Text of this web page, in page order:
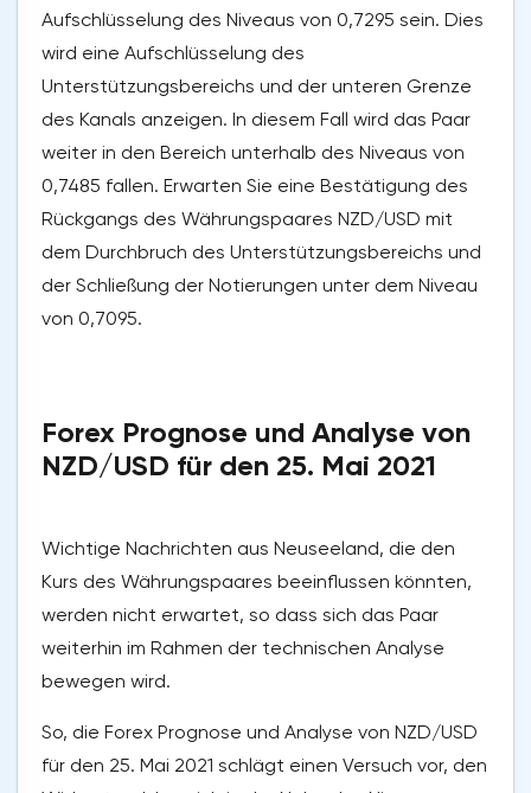
Aufschlüsselung des Niveaus von 0,7295 sein. Dies
wird eine Aufschlüsselung des
Unterstützungsbereichs und der unteren Grenze
des Kanals anzeigen. In diesem Fall wird das Paar
weiter in den Bereich unterhalb des Niveaus von
0,7485 fallen. Erwarten Sie eine Bestätigung des
Rückgangs des Währungspaares NZD/USD mit
dem Durchbruch des Unterstützungsbereichs und
der Schließung der Notierungen unter dem Niveau
von 0,7095.
Forex Prognose und Analyse von
NZD/USD für den 25. Mai 2021
Wichtige Nachrichten aus Neuseeland, die den
Kurs des Währungspaares beeinflussen könnten,
werden nicht erwartet, so dass sich das Paar
weiterhin im Rahmen der technischen Analyse
bewegen wird.
So, die Forex Prognose und Analyse von NZD/USD
für den 25. Mai 2021 schlägt einen Versuch vor, den